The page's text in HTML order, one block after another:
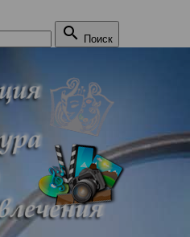
 Поиск